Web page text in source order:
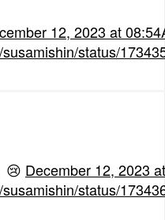
12, 2023 at
status/
😢 December 12, 2023
status/